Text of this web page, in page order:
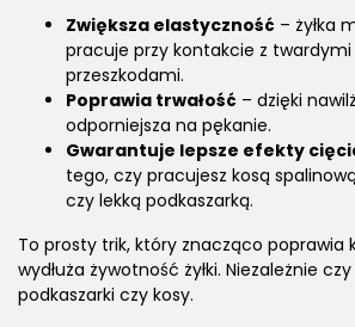
Zwiększa elastyczność – żyłka
pracuje przy kontakcie z twardymi
przeszkodami.
Poprawia trwałość – dzięki
odporniejsza na pękanie.
Gwarantuje lepsze efekty
tego, czy pracujesz kosą
czy lekką podkaszarką.
To prosty trik, który znacząco poprawia
wydłuża żywotność żyłki. Niezależnie
podkaszarki czy kosy.